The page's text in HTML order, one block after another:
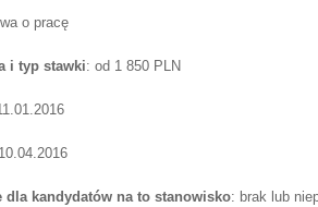
o pracę
i typ stawki: od 1 850 PLN
dla kandydatów na to stanowisko: brak lub